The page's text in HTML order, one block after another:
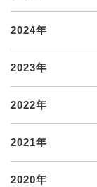
2024年
2023年
2022年
2021年
2020年